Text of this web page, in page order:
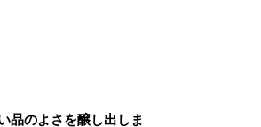
品のよさを醸し出しま